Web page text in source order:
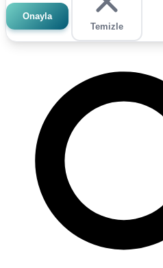
Onayla
Temizle